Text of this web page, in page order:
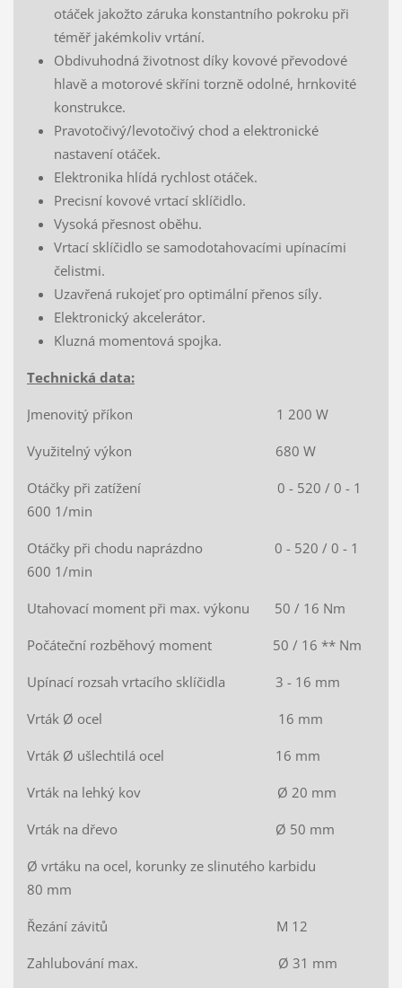
otáček jakožto záruka konstantního pokroku při
téměř jakémkoliv vrtání.
Obdivuhodná životnost díky kovové převodové
hlavě a motorové skříni torzně odolné, hrnkovité
konstrukce.
Pravotočivý/levotočivý chod a elektronické
nastavení otáček.
Elektronika hlídá rychlost otáček.
Precisní kovové vrtací sklíčidlo.
Vysoká přesnost oběhu.
Vrtací sklíčidlo se samodotahovacími upínacími
čelistmi.
Uzavřená rukojeť pro optimální přenos síly.
Elektronický akcelerátor.
Kluzná momentová spojka.
Technická data:
Jmenovitý příkon 1 200 W
Využitelný výkon 680 W
Otáčky při zatížení 0 - 520 / 0 - 1
600 1/min
Otáčky při chodu naprázdno 0 - 520 / 0 - 1
600 1/min
Utahovací moment při max. výkonu 50 / 16 Nm
Počáteční rozběhový moment 50 / 16 ** Nm
Upínací rozsah vrtacího sklíčidla 3 - 16 mm
Vrták Ø ocel 16 mm
Vrták Ø ušlechtilá ocel 16 mm
Vrták na lehký kov Ø 20 mm
Vrták na dřevo Ø 50 mm
Ø vrtáku na ocel, korunky ze slinutého karbidu
80 mm
Řezání závitů M 12
Zahlubování max. Ø 31 mm